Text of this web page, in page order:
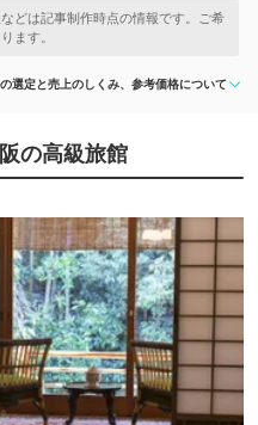
選定と売上のしくみ、参考価格について
の高級旅館